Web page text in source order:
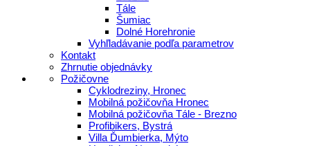
Tále
Šumiac
Dolné Horehronie
Vyhľladávanie podľa parametrov
Kontakt
Zhrnutie objednávky
Požičovne
Cyklodreziny, Hronec
Mobilná požičovňa Hronec
Mobilná požičovňa Tále - Brezno
Profibikers, Bystrá
Villa Ďumbierka, Mýto